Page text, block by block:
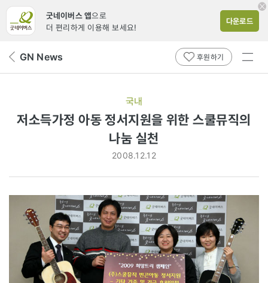
굿네이버스 앱으로
더 편리하게 이용해 보세요!
다운로드
뒤 GN News 후원하기
전체
국내
저소득가정 아동 정서지원을 위한 스쿨뮤직의
나눔 실천
2008.12.12